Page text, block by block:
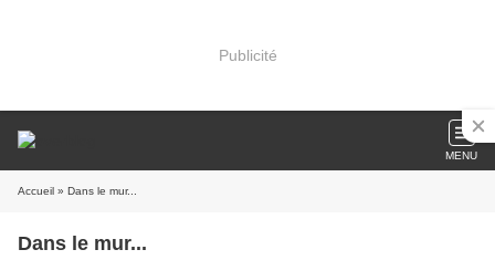
Publicité
MENU
Accueil » Dans le mur...
Dans le mur...